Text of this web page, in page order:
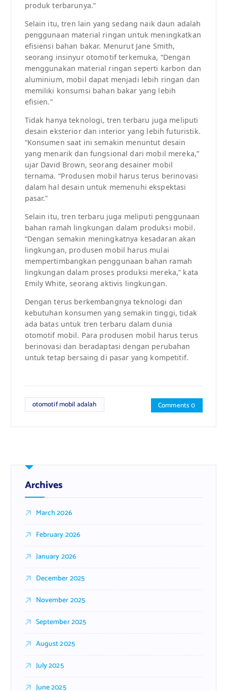
produk terbarunya.”
Selain itu, tren lain yang sedang naik daun adalah
penggunaan material ringan untuk meningkatkan
efisiensi bahan bakar. Menurut Jane Smith,
seorang insinyur otomotif terkemuka, “Dengan
menggunakan material ringan seperti karbon dan
aluminium, mobil dapat menjadi lebih ringan dan
memiliki konsumsi bahan bakar yang lebih
efisien.”
Tidak hanya teknologi, tren terbaru juga meliputi
desain eksterior dan interior yang lebih futuristik.
“Konsumen saat ini semakin menuntut desain
yang menarik dan fungsional dari mobil mereka,”
ujar David Brown, seorang desainer mobil
ternama. “Produsen mobil harus terus berinovasi
dalam hal desain untuk memenuhi ekspektasi
pasar.”
Selain itu, tren terbaru juga meliputi penggunaan
bahan ramah lingkungan dalam produksi mobil.
“Dengan semakin meningkatnya kesadaran akan
lingkungan, produsen mobil harus mulai
mempertimbangkan penggunaan bahan ramah
lingkungan dalam proses produksi mereka,” kata
Emily White, seorang aktivis lingkungan.
Dengan terus berkembangnya teknologi dan
kebutuhan konsumen yang semakin tinggi, tidak
ada batas untuk tren terbaru dalam dunia
otomotif mobil. Para produsen mobil harus terus
berinovasi dan beradaptasi dengan perubahan
untuk tetap bersaing di pasar yang kompetitif.
otomotif mobil adalah Comments 0
Archives
March 2026
February 2026
January 2026
December 2025
November 2025
September 2025
August 2025
July 2025
June 2025